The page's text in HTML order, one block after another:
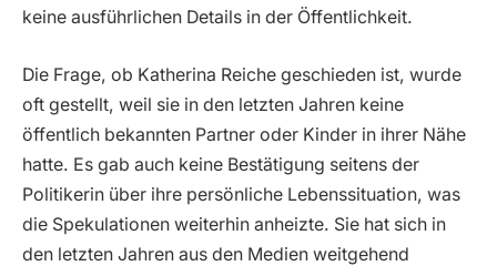
keine ausführlichen Details in der Öffentlichkeit.
Die Frage, ob Katherina Reiche geschieden ist, wurde
oft gestellt, weil sie in den letzten Jahren keine
öffentlich bekannten Partner oder Kinder in ihrer Nähe
hatte. Es gab auch keine Bestätigung seitens der
Politikerin über ihre persönliche Lebenssituation, was
die Spekulationen weiterhin anheizte. Sie hat sich in
den letzten Jahren aus den Medien weitgehend